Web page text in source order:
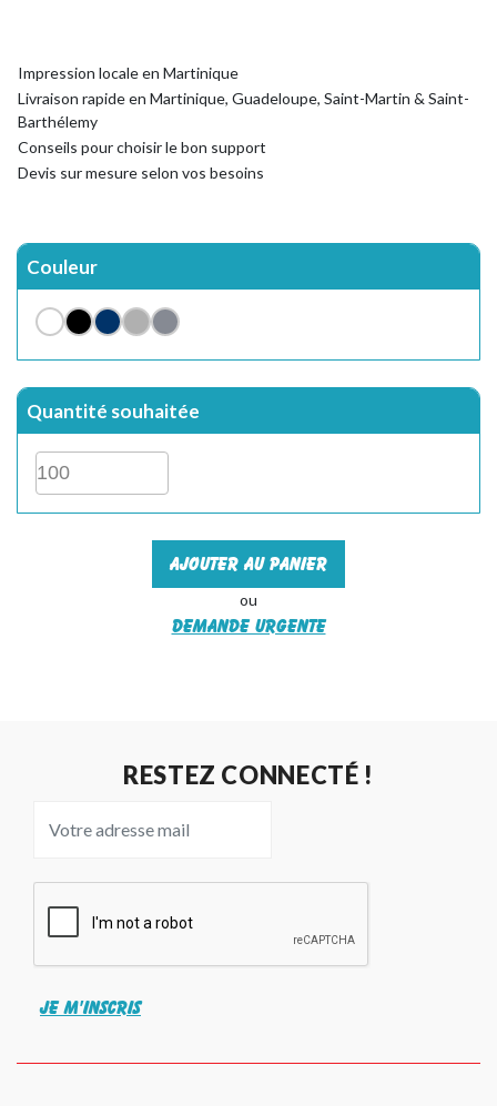
Impression locale en Martinique
Livraison rapide en Martinique, Guadeloupe, Saint-Martin & Saint-
Barthélemy
Conseils pour choisir le bon support
Devis sur mesure selon vos besoins
Couleur
Quantité souhaitée
Ajouter au panier
ou
Demande urgente
RESTEZ CONNECTÉ !
JE M'INSCRIS